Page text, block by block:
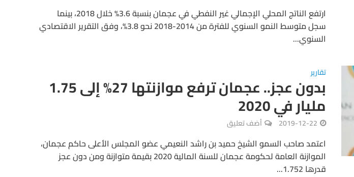
ارتفع الناتج المحلي الإجمالي غير النفطي في عجمان بنسبة 3.6% خلال 2018، بينما
سجل متوسط النمو السنوي للفترة من 2014-2018 نحو 3.8%، وفق التقرير الاقتصادي
السنوي...
تقارير
بدون عجز.. عجمان ترفع موازنتها 27% إلى 1.75
مليار في 2020
2019-12-22 أضف تعليق
اعتمد صاحب السمو الشيخ حميد بن راشد النعيمي عضو المجلس الأعلى حاكم عجمان،
الموازنة العامة لحكومة عجمان للسنة المالية 2020 بقيمة متوازنة ومن دون عجز
قدرها 1.752...